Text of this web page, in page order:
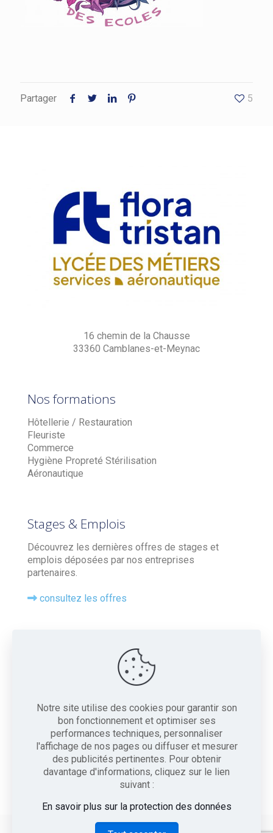
Partager 5
16 chemin de la Chausse
33360 Camblanes-et-Meynac
Nos formations
Hôtellerie / Restauration
Fleuriste
Commerce
Hygiène Propreté Stérilisation
Aéronautique
Stages & Emplois
Découvrez les dernières offres de stages et
emplois déposées par nos entreprises
partenaires.
consultez les offres
16 Chemin de la Chausse, 33360 Camblanes-et-
Contactez-nous
ce.0330060L@ac-bordeaux.fr
Instagram
LinkedIn
WhatsApp
Notre site utilise des cookies pour garantir son
bon fonctionnement et optimiser ses
performances techniques, personnaliser
l'affichage de nos pages ou diffuser et mesurer
des publicités pertinentes. Pour obtenir
davantage d'informations, cliquez sur le lien
suivant :
En savoir plus sur la protection des données